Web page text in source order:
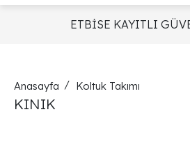
ETBİSE KAYITLI
Anasayfa Koltuk Takımı
KINIK